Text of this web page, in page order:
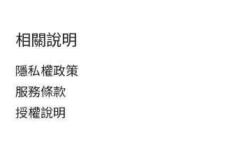
相關說明
隱私權政策
服務條款
授權說明